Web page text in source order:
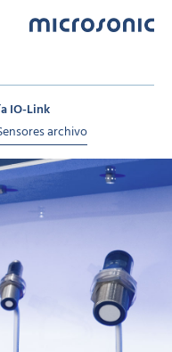
IO-Link
archivo